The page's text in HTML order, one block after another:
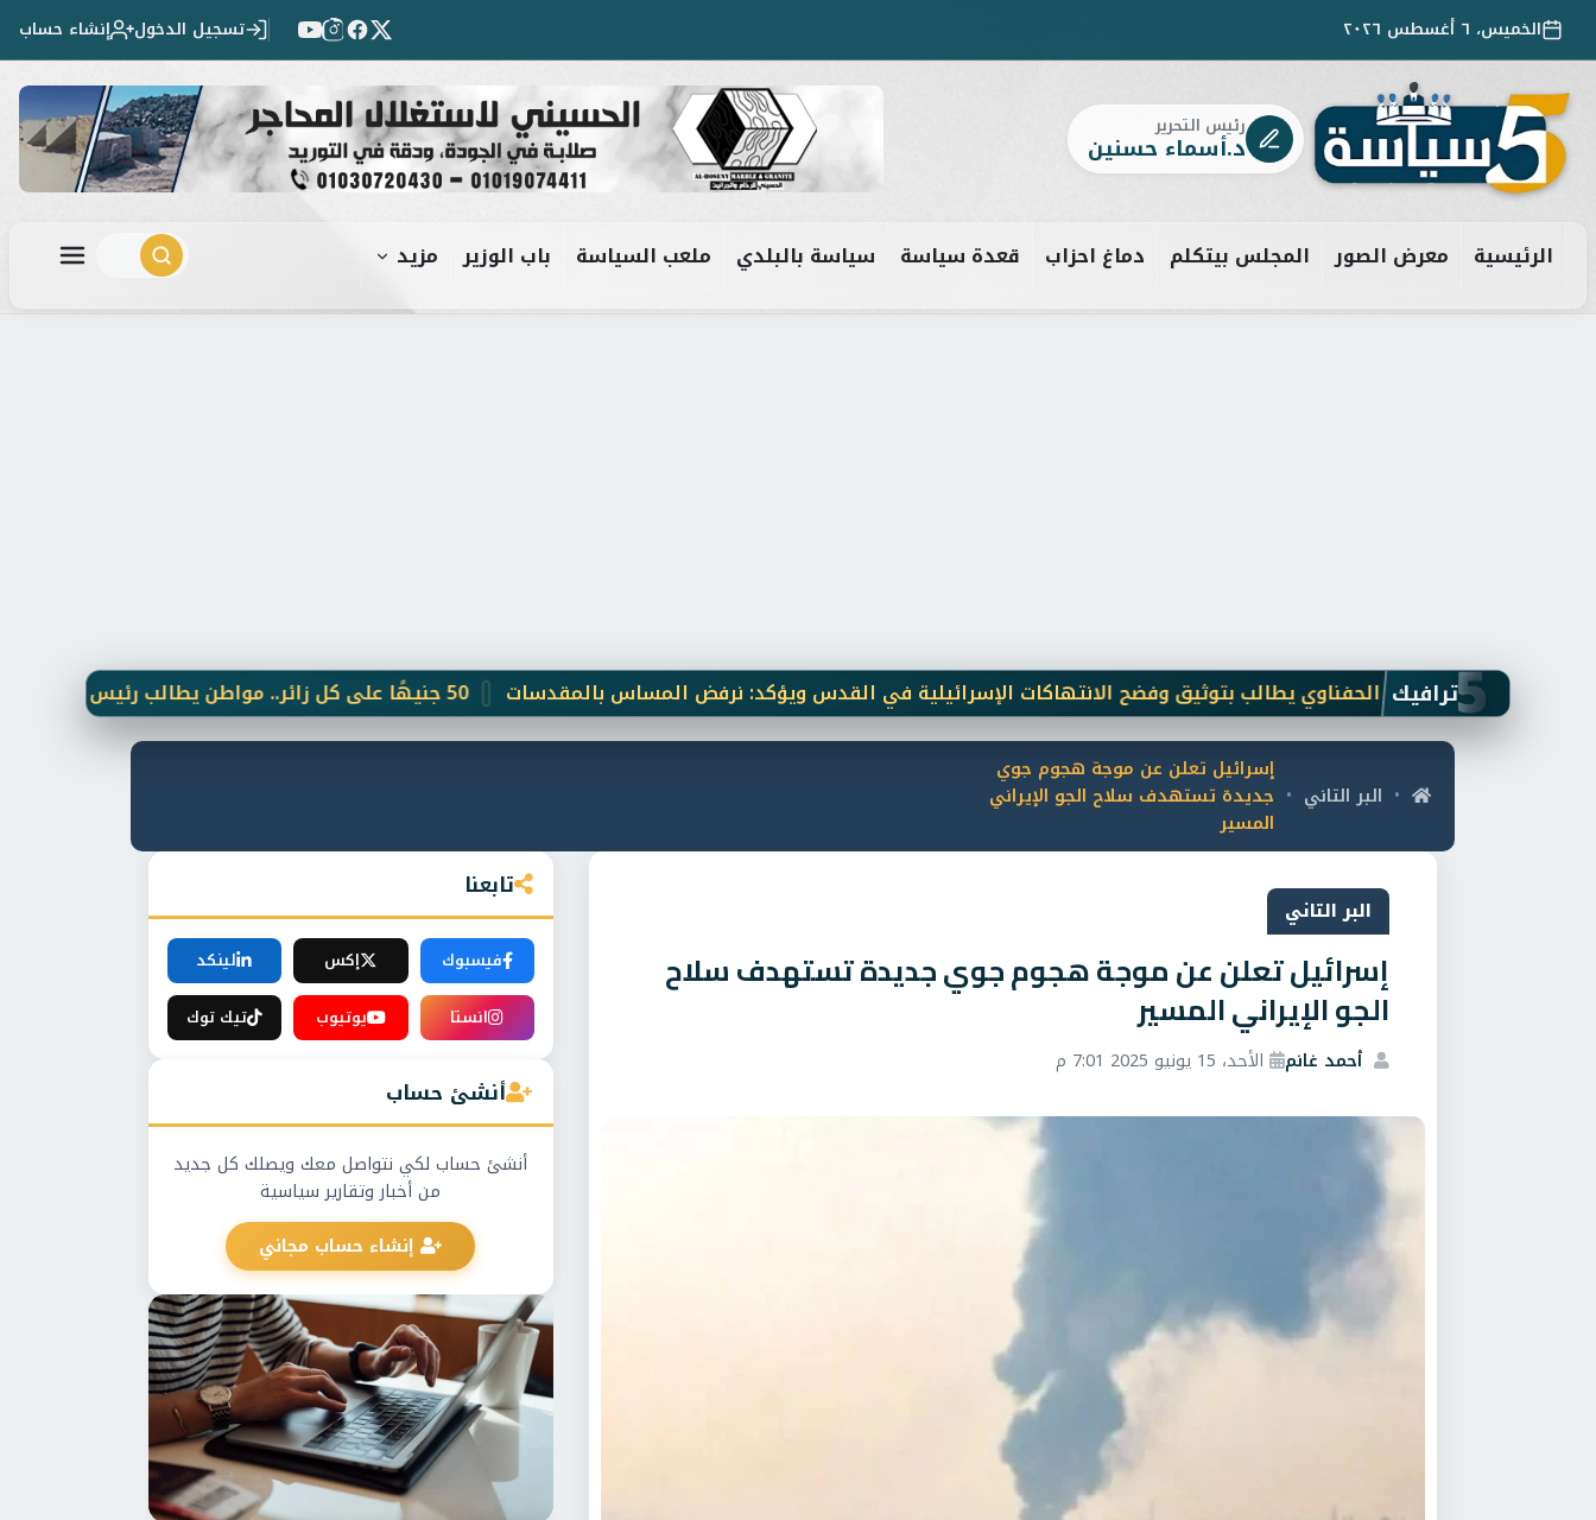
الخميس، ٦ أغسطس ٢٠٢٦ تسجيل الدخول إنشاء حساب
رئيس التحرير
د.أسماء حسنين
الرئيسية معرض الصور المجلس بيتكلم دماغ احزاب قعدة سياسة سياسة بالبلدي ملعب السياسة باب الوزير مزيد
5ترافيك 50 جنيهًا على كل زائر.. مواطن يطالب رئيس الوزراء بكشف قانونية رسوم دخول مستشفى الهرم ومصير حصيلتها النائب ياسر الحفناوي يطالب بتوثيق وفضح الانتهاكات الإسرائيلية في القدس ويؤكد: نرفض المساس بالمقدسات
• البر التاني •
إسرائيل تعلن عن موجة هجوم جوي
جديدة تستهدف سلاح الجو الإيراني
المسير
البر التاني
إسرائيل تعلن عن موجة هجوم جوي جديدة تستهدف سلاح
الجو الإيراني المسير
أحمد غانم الأحد، 15 يونيو 2025 7:01 م
تابعنا
فيسبوك إكس
لينكد
انستا
يوتيوب تيك توك
أنشئ حساب
أنشئ حساب لكي نتواصل معك ويصلك كل جديد
من أخبار وتقارير سياسية
إنشاء حساب مجاني